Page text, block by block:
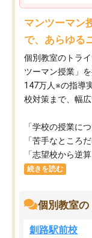
マンツーマン
で、あらゆる
個別教室のトラ
ツーマン授業」
147万人※の指導
校対策まで、幅
「学校の授業に
「苦手なところ
「志望校から逆
続きを読む
個別教室の
釧路駅前校